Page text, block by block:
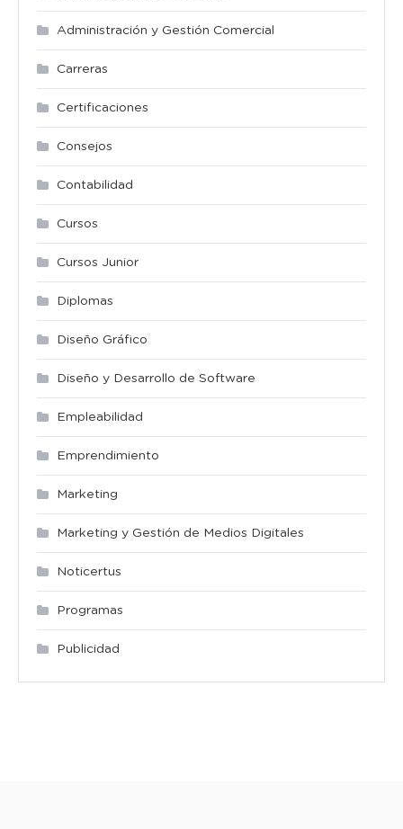
Administración y Gestión Comercial
Carreras
Certificaciones
Consejos
Contabilidad
Cursos
Cursos Junior
Diplomas
Diseño Gráfico
Diseño y Desarrollo de Software
Empleabilidad
Emprendimiento
Marketing
Marketing y Gestión de Medios Digitales
Noticertus
Programas
Publicidad